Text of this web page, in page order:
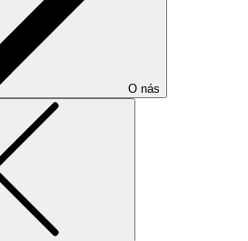
O nás